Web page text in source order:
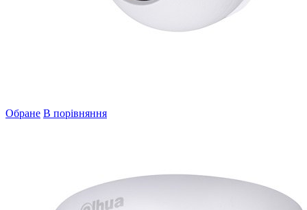
Обране В порівняння